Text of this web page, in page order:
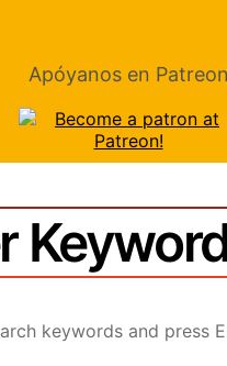
Apóyanos en Patreon
keywords and press